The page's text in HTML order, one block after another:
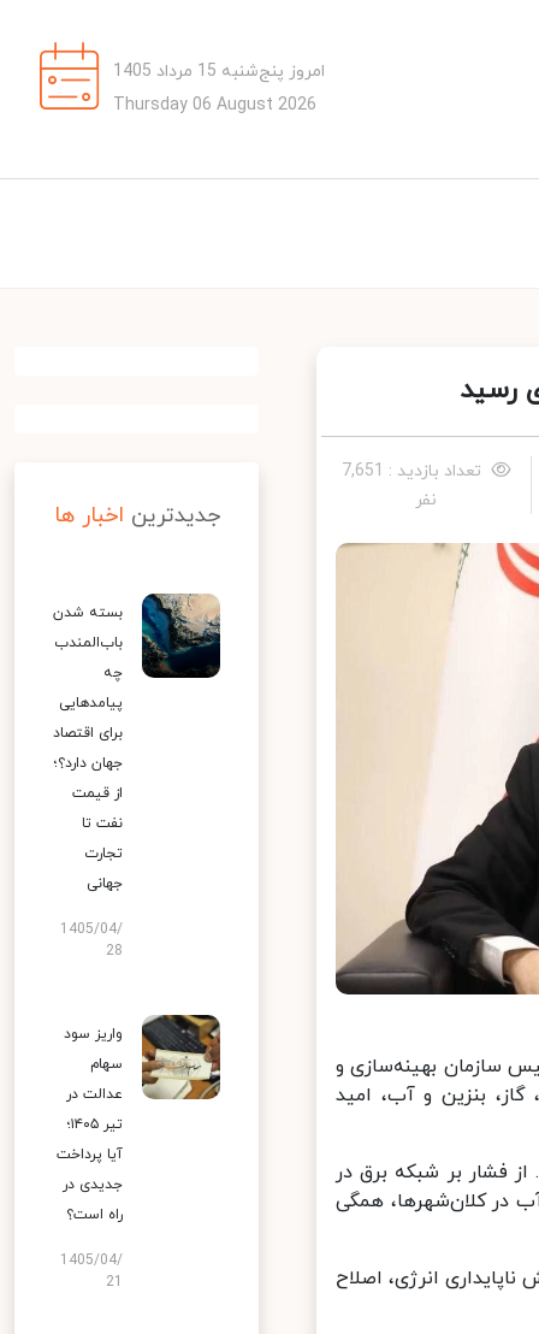
امروز پنج‌شنبه 15 مرداد 1405
Thursday 06 August 2026
رسید
تعداد بازدید : 7,651
نفر
سازمان بهینه‌سازی و
بنزین و آب، امید
فشار بر شبکه برق در
در کلان‌شهرها، همگی
انرژی، اصلاح
جدیدترین اخبار ها
بسته شدن
باب‌المندب
چه
پیامدهایی
برای اقتصاد
جهان دارد؟؛
از قیمت
نفت تا
تجارت
جهانی
1405/04/
28
واریز سود
سهام
عدالت در
تیر ۱۴۰۵؛
آیا پرداخت
جدیدی در
راه است؟
1405/04/